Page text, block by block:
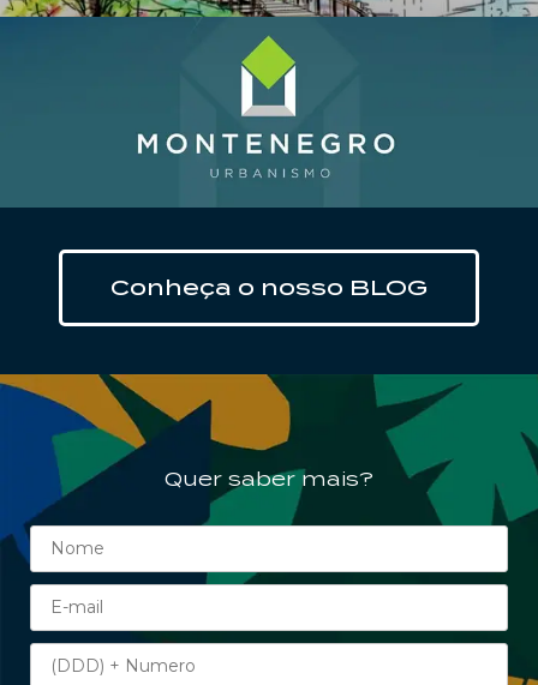
Clique aqui
Conheça o nosso BLOG
Quer saber mais?